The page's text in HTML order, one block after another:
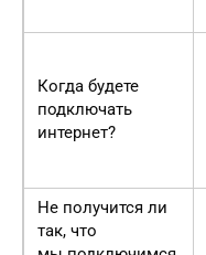
Когда будете
подключать
интернет?
Не получится ли
так, что